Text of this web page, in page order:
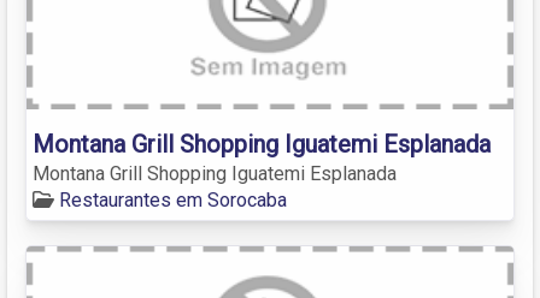
Montana Grill Shopping Iguatemi Esplanada
Montana Grill Shopping Iguatemi Esplanada
Restaurantes em Sorocaba